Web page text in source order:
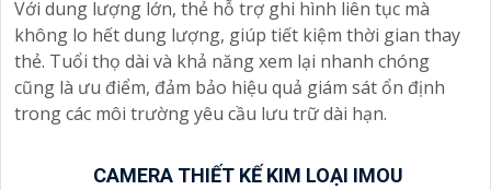
Camera IP Full Color 5MP IMOU IPC-PS8DP-5V0 5%-35% )
Camera IP WiFi 5MP IMOU IPC-S3EP-5M0WE-PRO( 5%-35%
Camera Thiết Kế Kim Loại Imou
Với dung lượng lớn, thẻ hỗ trợ ghi hình liên tục mà
không lo hết dung lượng, giúp tiết kiệm thời gian thay
thẻ. Tuổi thọ dài và khả năng xem lại nhanh chóng
cũng là ưu điểm, đảm bảo hiệu quả giám sát ổn định
trong các môi trường yêu cầu lưu trữ dài hạn.
CAMERA THIẾT KẾ KIM LOẠI IMOU